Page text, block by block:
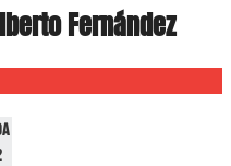
Fernández